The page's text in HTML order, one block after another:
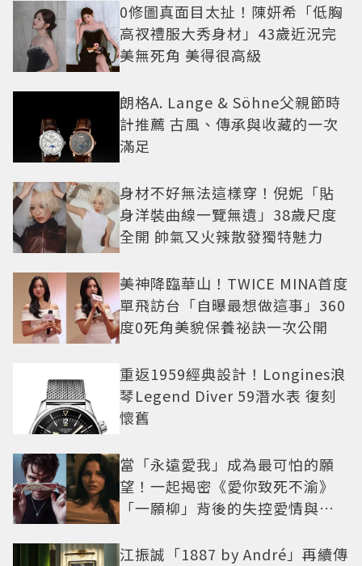
0修圖真面目太扯！陳妍希「低胸
高衩禮服大秀身材」43歲近況完
美無死角 美得很高級
朗格A. Lange & Söhne父親節時
計推薦 古風、傳承與收藏的一次
滿足
身材不好無法這樣穿！倪妮「貼
身洋裝曲線一覽無遺」38歲尺度
全開 帥氣又火辣散發獨特魅力
美神降臨華山！TWICE MINA首度
單飛訪台「自曝最想做這事」360
度0死角美貌保養祕訣一次公開
重返1959經典設計！Longines浪
琴Legend Diver 59潛水表 復刻
懷舊
當「永遠愛我」成為最可怕的願
望！一起揭密《愛你致死不渝》
「一願柳」背後的失控愛情與爆
江振誠「1887 by André」再續傳